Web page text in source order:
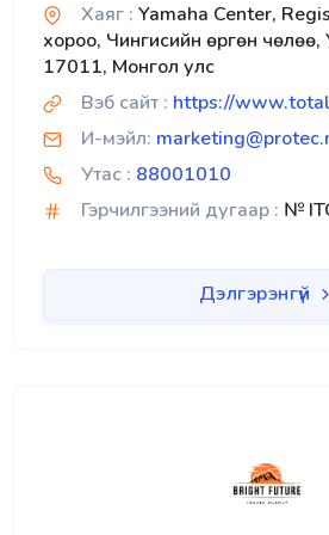
Хаяг : Yamaha Center,
хороо, Чингисийн өргөн чөлөө,
17011, Монгол улс
Вэб сайт : https://
И-мэйл:
Утас : 88001010
Гэрчилгээний дугаар : №
Дэлгэрэнгүй